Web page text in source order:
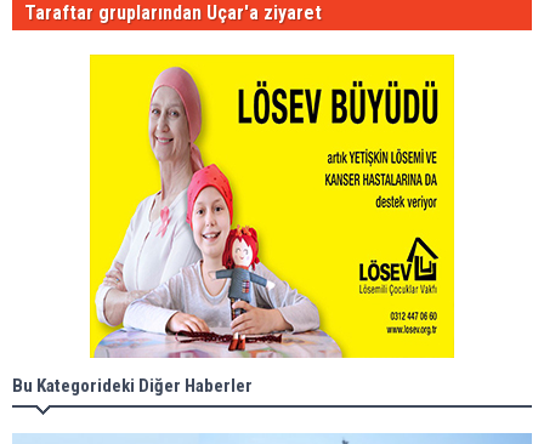
Taraftar gruplarından Uçar'a ziyaret
Bu Kategorideki Diğer Haberler